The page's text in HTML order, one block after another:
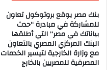
بنك مصر يوقع بروتوكول تعاون
للمشاركة في مبادرة “حدث
بياناتك في مصر” التي أطلقها
البنك المركزي المصري بالتعاون
مع وزارة الخارجية لتيسير الخدمات
المصرفية للمصريين بالخارج